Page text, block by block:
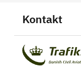
Kontakt